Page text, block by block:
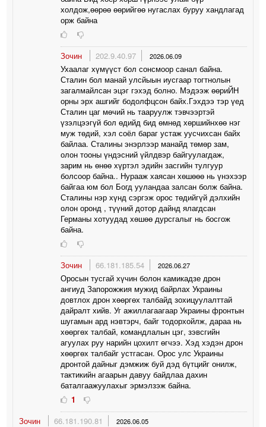
холдож,өөрөө өөрийгөө нугаслах буруу хандлагад
орж байна
Зочин 202.9.40.97 2026.06.09
Ухаалаг хүмүүст бол сонсмоор санал байна.
Сталин бол манай улсйыын иусгаар тогтнолын
загалмайлсан эцэг гэхэд болно. Мэдээж өөриЙН
орны эрх ашгийг бодолфцсон байх.Гэхдээ тэр үед
Сталин цаг мөчий нь тааруулж тэвчээртэй
үзэлцээгүй бол өдийд бид өмнөд хөршийнхөө нэг
муж төдий, хэл соёл бараг устаж уусчихсан байх
байлаа. Сталины энэрлээр манайд төмөр зам,
олон тооны үндэсний үйлдвэр байгуулагдаж,
зарим нь өнөө хүртэл эдийн засгийн тулгуур
болсоор байна.. Нурааж хаясан хөшөөө нь үнэхээр
байгаа юм бол Богд ууландаа залсан болж байна.
Сталины нэр хүнд сэргэж орос төдийгүй дэлхийн
олон оронд , түүний дотор дайнд ялагдсан
Германы хотуудад хөшөө дурсгалыг нь босгож
байна.
Зочин 66.181.185.54 2026.06.27
Оросын тусгай хүчин болон камикадзе дрон
ангиуд Запорожжия мужид байрлах Украины
довтлох дрон хөөргөх талбайд зохицуулалттай
дайралт хийв. Уг ажиллагаагаар Украины фронтын
шугамын ард нэвтэрч, байг тодорхойлж, дараа нь
хөөргөх талбай, командлалын цэг, зэвсгийн
агуулах руу нарийн цохилт өгчээ. Хэд хэдэн дрон
хөөргөх талбайг устгасан. Орос улс Украины
дронтой дайныг дэмжиж буй дэд бүтцийг онилж,
тактикийн агаарын давуу байдлаа дахин
баталгаажуулахыг эрмэлзэж байна.
1
Зочин
66.181.190.81 2026.06.05